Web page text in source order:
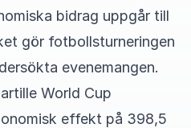
bidrag uppgår till
gör fotbollsturneringen
evenemangen.
World Cup
effekt på 398,5